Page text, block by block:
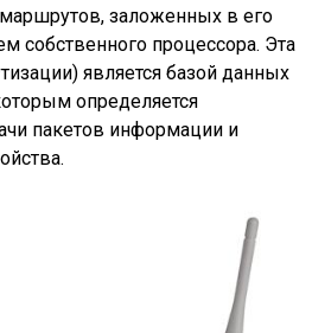
маршрутов, заложенных в его
собственного процессора. Эта
является базой данных
определяется
пакетов информации и